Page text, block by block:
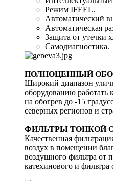
Режим IFEEL.
Автоматический
Автоматическая
Защита от утечки
Самодиагностика.
ПОЛНОЦЕННЫЙ
Широкий диапазон
оборудованию работать
на обогрев до -15
северных регионов и
ФИЛЬТРЫ ТОНКОЙ
Качественная
воздух в помещении
воздушного фильтра от
катехинового и фильтра